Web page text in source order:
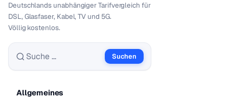
Deutschlands unabhängiger Tarif­vergleich für
DSL, Glasfaser, Kabel, TV und 5G.
Völlig kostenlos.
Suche nach:
Suchen
Allgemeines